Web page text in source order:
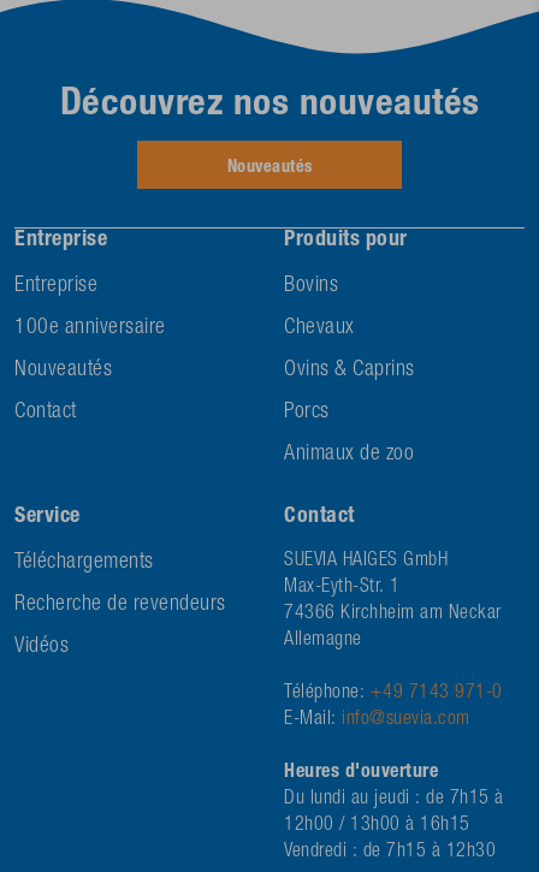
Entreprise
Entreprise
100e anniversaire
Nouveautés
Contact
Produits pour
Bovins
Chevaux
Ovins & Caprins
Porcs
Animaux de zoo
Service
Téléchargements
Recherche de revendeurs
Vidéos
Contact
SUEVIA HAIGES GmbH
Max-Eyth-Str. 1
74366 Kirchheim am Neckar
Allemagne
Téléphone: +49 7143 971-0
E-Mail: info@suevia.com
Heures d'ouverture
Du lundi au jeudi : de 7h15 à
12h00 / 13h00 à 16h15
Vendredi : de 7h15 à 12h30
Découvrez nos nouveautés
Nouveautés